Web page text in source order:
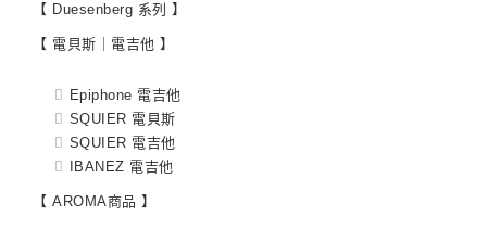
【 Duesenberg 系列 】
【 電貝斯｜電吉他 】
Epiphone 電吉他
SQUIER 電貝斯
SQUIER 電吉他
IBANEZ 電吉他
【 AROMA商品 】